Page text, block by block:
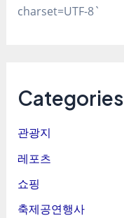
charset=UTF-8`
Categories
관광지
레포츠
쇼핑
축제공연행사